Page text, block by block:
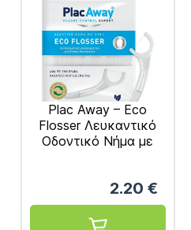
Plac Away – Eco
Flosser Λευκαντικό
Οδοντικό Νήμα με
2.20 €